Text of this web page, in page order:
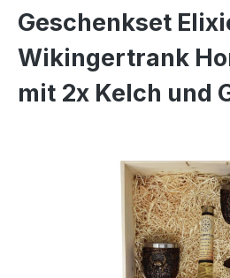
Geschenkset
Wikingertrank
mit 2x Kelch und
Bildergalerie überspringen